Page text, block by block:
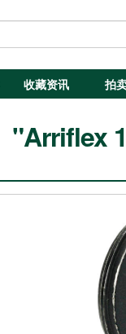
收藏资讯 拍
"Arriflex